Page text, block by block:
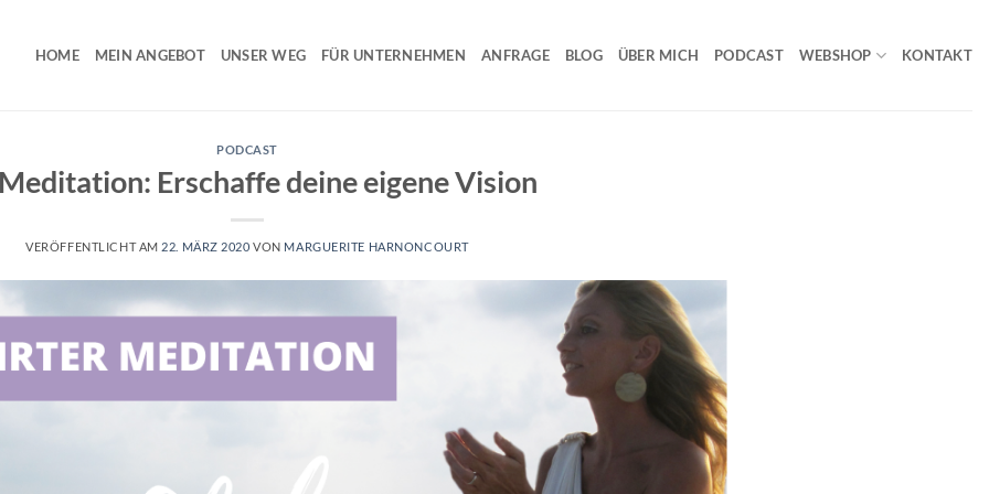
HOME MEIN ANGEBOT UNSER WEG FÜR UNTERNEHMEN ANFRAGE BLOG ÜBER MICH PODCAST WEBSHOP KONTAKT
PODCAST
Erschaffe deine eigene Vision
VERÖFFENTLICHT AM 22. MÄRZ 2020 VON MARGUERITE HARNONCOURT